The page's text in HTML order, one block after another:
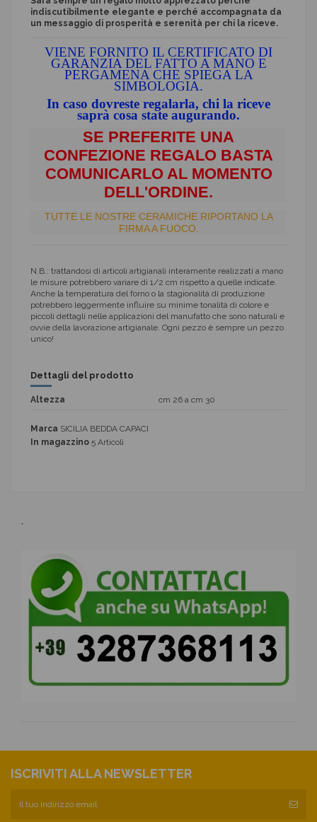
indiscutibilmente elegante e perché accompagnata da
un messaggio di prosperità e serenità per chi la riceve.
VIENE FORNITO IL CERTIFICATO DI
GARANZIA DEL FATTO A MANO E
PERGAMENA CHE SPIEGA LA
SIMBOLOGIA.
In caso dovreste regalarla, chi la riceve
saprà cosa state augurando.
SE PREFERITE UNA
CONFEZIONE REGALO BASTA
COMUNICARLO AL MOMENTO
DELL'ORDINE.
TUTTE LE NOSTRE CERAMICHE RIPORTANO LA
FIRMA A FUOCO.
N.B.: trattandosi di articoli artigianali interamente realizzati a mano
le misure potrebbero variare di 1/2 cm rispetto a quelle indicate.
Anche la temperatura del forno o la stagionalità di produzione
potrebbero leggermente influire su minime tonalità di colore e
piccoli dettagli nelle applicazioni del manufatto che sono naturali e
ovvie della lavorazione artigianale. Ogni pezzo è sempre un pezzo
unico!
Dettagli del prodotto
Altezza cm 26 a cm 30
Marca SICILIA BEDDA CAPACI
In magazzino 5 Articoli
.
ISCRIVITI ALLA NEWSLETTER